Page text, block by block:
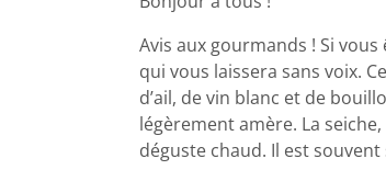
Avis aux gourmands ! Si
qui vous laissera sans voix.
d’ail, de vin blanc et de
légèrement amère. La
déguste chaud. Il est